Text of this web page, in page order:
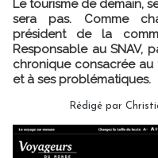
Le tourisme de demain,
sera pas. Comme
président de la
Responsable au SNAV,
chronique consacrée
et à ses problématiques.
Rédigé par